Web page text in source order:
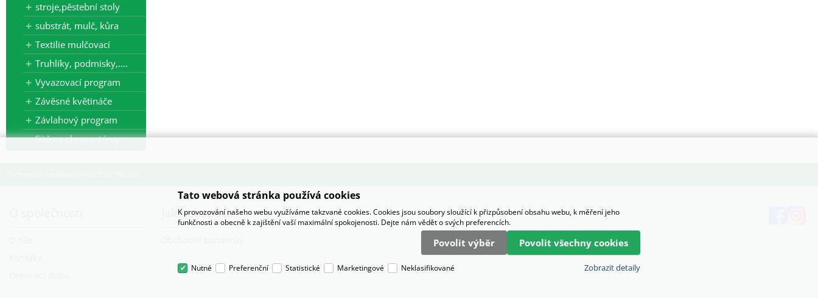
stroje,pěstební stoly
substrát, mulč, kůra
Textilie mulčovací
Truhlíky, podmisky,....
Vyvazovací program
Závěsné květináče
Závlahový program
Sítě na chryzantémy
Jak nakupovat
Tato webová stránka používá cookies
K provozování našeho webu využíváme takzvané cookies. Cookies jsou soubory sloužící k přizpůsobení obsahu webu, k měření jeho
funkčnosti a obecně k zajištění vaší maximální spokojenosti. Dejte nám vědět o svých preferencích.
Povolit výběr Povolit všechny cookies
Nutné Preferenční Statistické Marketingové Neklasifikované Zobrazit detaily